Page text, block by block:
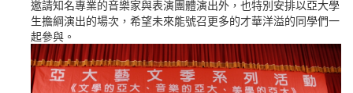
邀請知名專業的音樂家與表演團體演出外，也特別安排以亞大學
生擔綱演出的場次，希望未來能號召更多的才華洋溢的同學們一
起參與。